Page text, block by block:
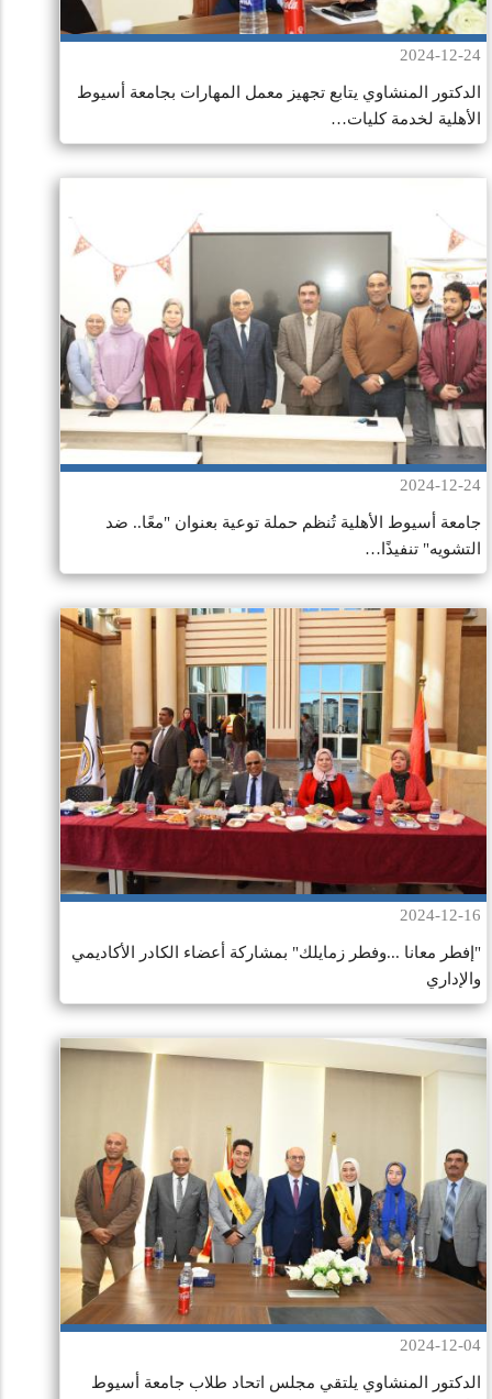
2024-12-24
الدكتور المنشاوي يتابع تجهيز معمل المهارات بجامعة أسيوط
الأهلية لخدمة كليات…
2024-12-24
جامعة أسيوط الأهلية تُنظم حملة توعية بعنوان "معًا.. ضد
التشويه" تنفيذًا…
2024-12-16
"إفطر معانا ...وفطر زمايلك" بمشاركة أعضاء الكادر الأكاديمي
والإداري
2024-12-04
الدكتور المنشاوي يلتقي مجلس اتحاد طلاب جامعة أسيوط